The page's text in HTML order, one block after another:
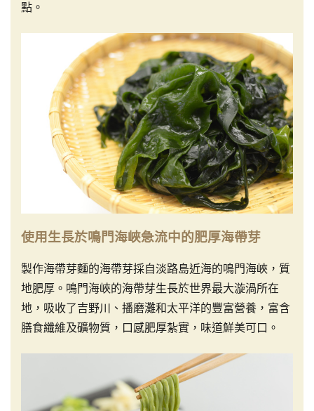
點。
使用生長於鳴門海峽急流中的肥厚海帶芽
製作海帶芽麵的海帶芽採自淡路島近海的鳴門海峽，質
地肥厚。鳴門海峽的海帶芽生長於世界最大漩渦所在
地，吸收了吉野川、播磨灘和太平洋的豐富營養，富含
膳食纖維及礦物質，口感肥厚紮實，味道鮮美可口。